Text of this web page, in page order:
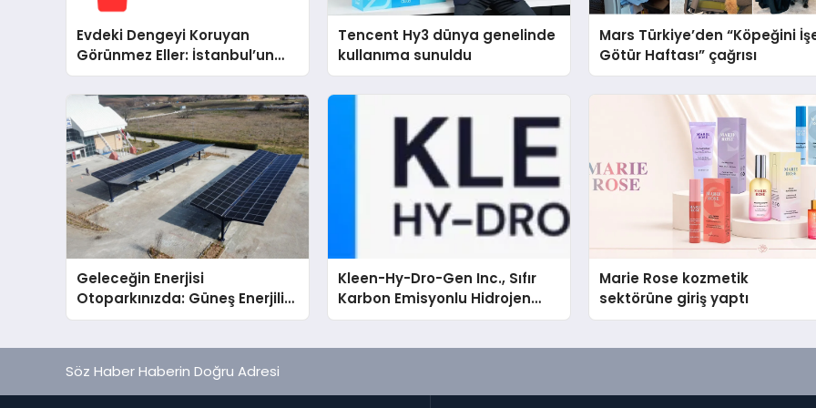
Evdeki Dengeyi Koruyan
Görünmez Eller: İstanbul’un
Beş Farklı Semtinde Teknik
Servis Gerçeği
Tencent Hy3 dünya genelinde
kullanıma sunuldu
Mars Türkiye’den “Köpeğini
Götür Haftası” çağrısı
Geleceğin Enerjisi
Otoparkınızda: Güneş Enerjili
Carport (Solar Otopark)
Kleen-Hy-Dro-Gen Inc., Sıfır
Karbon Emisyonlu Hidrojen
Isıtma Teknolojisinde ISO ve
Marie Rose kozmetik
sektörüne giriş yaptı
Söz Haber Haberin Doğru Adresi